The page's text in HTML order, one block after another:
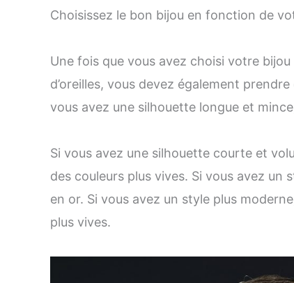
Choisissez le bon bijou en fonction de
Une fois que vous avez choisi votre
d’oreilles, vous devez également
vous avez une silhouette longue et
Si vous avez une silhouette courte et
des couleurs plus vives. Si vous avez
en or. Si vous avez un style plus
plus vives.